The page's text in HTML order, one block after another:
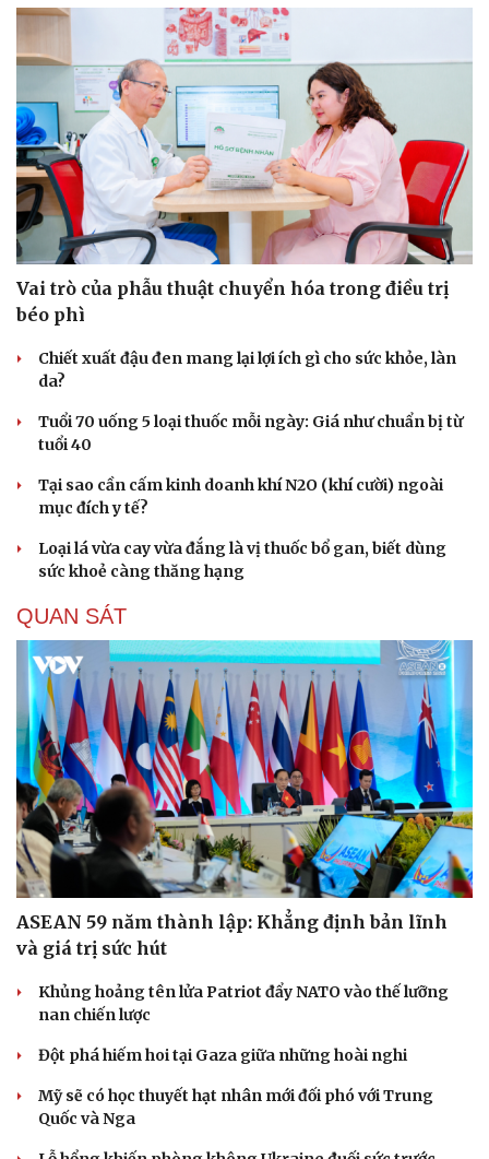
Vai trò của phẫu thuật chuyển hóa trong điều trị
béo phì
Chiết xuất đậu đen mang lại lợi ích gì cho sức khỏe, làn
da?
Tuổi 70 uống 5 loại thuốc mỗi ngày: Giá như chuẩn bị từ
tuổi 40
Tại sao cần cấm kinh doanh khí N2O (khí cười) ngoài
mục đích y tế?
Loại lá vừa cay vừa đắng là vị thuốc bổ gan, biết dùng
sức khoẻ càng thăng hạng
QUAN SÁT
ASEAN 59 năm thành lập: Khẳng định bản lĩnh
và giá trị sức hút
Khủng hoảng tên lửa Patriot đẩy NATO vào thế lưỡng
nan chiến lược
Đột phá hiếm hoi tại Gaza giữa những hoài nghi
Mỹ sẽ có học thuyết hạt nhân mới đối phó với Trung
Quốc và Nga